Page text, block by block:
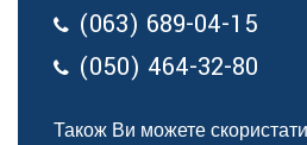
(063) 689-04-15
(050) 464-32-80
Також Ви можете